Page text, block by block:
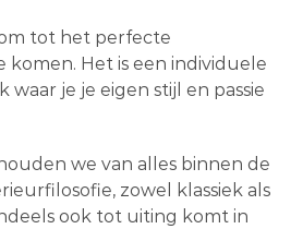
tot het perfecte
Het is een individuele
waar je je eigen stijl en passie
we van alles binnen de
zowel klassiek als
ook tot uiting komt in